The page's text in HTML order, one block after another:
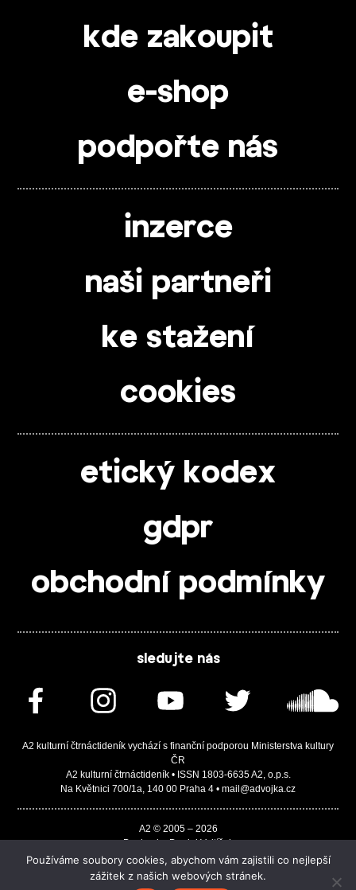
kde zakoupit
e-shop
podpořte nás
inzerce
naši partneři
ke stažení
cookies
etický kodex
gdpr
obchodní podmínky
sledujte nás
A2 kulturní čtrnáctideník vychází s finanční podporou Ministerstva kultury
ČR
A2 kulturní čtrnáctideník • ISSN 1803-6635 A2, o.p.s.
Na Květnici 700/1a, 140 00 Praha 4 • mail@advojka.cz
A2 © 2005 – 2026
Design by Daniel Vojtíšek
Built by JASA-IT & ChSoft
Používáme soubory cookies, abychom vám zajistili co nejlepší
zážitek z našich webových stránek.